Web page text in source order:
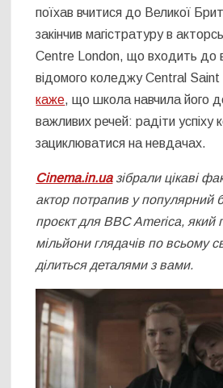
поїхав вчитися до Великої
закінчив магістратуру в
Centre London, що входить до
відомого коледжу Central
каже, що школа навчила його
важливих речей: радіти успіху
зациклюватися на невдачах.
Cinema.in.uaзібрали цікаві
актор потрапив у популярний
проєкт для BBC America, який
мільйони глядачів по всьому
ділиться деталями з вами.